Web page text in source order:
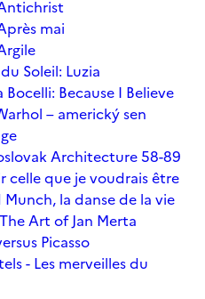
mai
Soleil: Luzia
Because I Believe
– americký sen
Architecture 58-89
celle que je voudrais être
la danse de la vie
Art of Jan Merta
Picasso
- Les merveilles du